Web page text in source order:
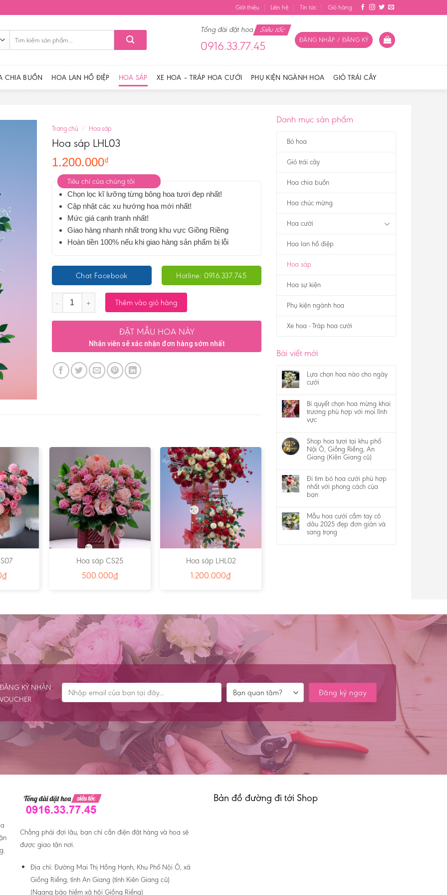
Giới thiệu Liên hệ Tin tức Giỏ hàng
kiếm:
Tổng đài đặt hoa Siêu tốc
0916.33.77.45 ĐĂNG NHẬP / ĐĂNG KÝ
CHIA BUỒN HOA LAN HỒ ĐIỆP HOA SÁP XE HOA – TRÁP HOA CƯỚI PHỤ KIỆN NGÀNH HOA GIỎ TRÁI CÂY
Danh mục sản phẩm
Bó hoa
Giỏ trái cây
Hoa chia buồn
Hoa chúc mừng
Hoa cưới
Hoa lan hồ điệp
Hoa sáp
Hoa sự kiện
Phụ kiện ngành hoa
Xe hoa - Tráp hoa cưới
Bài viết mới
Lựa chọn hoa nào cho ngày
cưới
Bí quyết chọn hoa mừng khai
trương phù hợp với mọi lĩnh
vực
Shop hoa tươi tại khu phố
Nội Ô, Giồng Riềng, An
Giang (Kiên Giang cũ)
Đi tìm bó hoa cưới phù hợp
nhất với phong cách của
bạn
Mẫu hoa cưới cầm tay cô
dâu 2025 đẹp đơn giản và
sang trọng
Trang chủ / Hoa sáp
Hoa sáp LHL03
1.200.000₫
Tiêu chí của chúng tôi
Chọn lọc kĩ lưỡng từng bông hoa tươi đẹp nhất!
Cập nhật các xu hướng hoa mới nhất!
Mức giá cạnh tranh nhất!
Giao hàng nhanh nhất trong khu vực Giồng Riềng
Hoàn tiền 100% nếu khi giao hàng sản phẩm bị lỗi
Chat Facebook Hotline: 0916.337.745
Số lượng Thêm vào giỏ hàng
ĐẶT MẪU HOA NÀY
Nhân viên sẽ xác nhận đơn hàng sớm nhất
₫
Hoa sáp CS25
500.000₫
Hoa sáp LHL02
1.200.000₫
ĐĂNG KÝ NHẬN
VOUCHER
Chẳng phải đợi lâu, bạn chỉ cần điện đặt hàng và hoa sẽ
được giao tận nơi.
Địa chỉ: Đường Mai Thị Hồng Hạnh, Khu Phố Nội Ô, xã
Giồng Riềng, tỉnh An Giang (tỉnh Kiên Giang cũ)
(Ngang bảo hiểm xã hội Giồng Riềng)
Bản đồ đường đi tới Shop